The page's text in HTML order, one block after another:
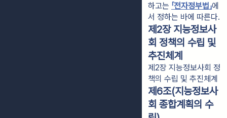
하고는 「전자정부법」에
서 정하는 바에 따른다.
제2장 지능정보사
회 정책의 수립 및
추진체계
제2장 지능정보사회 정
책의 수립 및 추진체계
제6조(지능정보사
회 종합계획의 수